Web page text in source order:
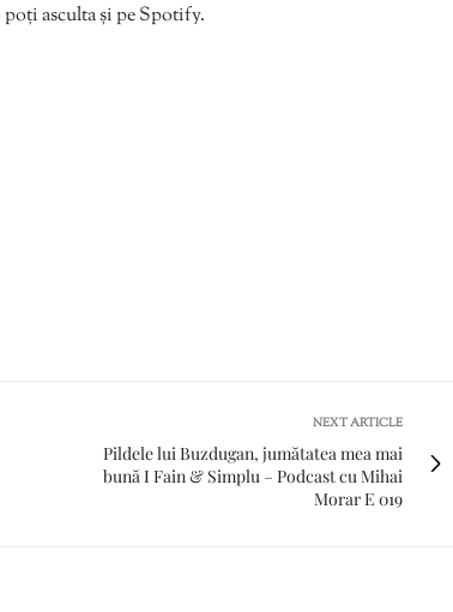
asculta și pe Spotify.
NEXT ARTICLE
Pildele lui Buzdugan, jumătatea mea mai
bună I Fain & Simplu – Podcast cu Mihai
Morar E 019